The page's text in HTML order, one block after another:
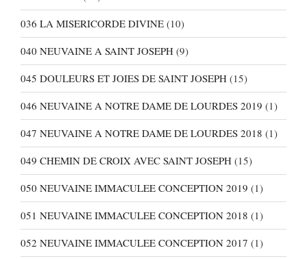
036 LA MISERICORDE DIVINE (10)
040 NEUVAINE A SAINT JOSEPH (9)
045 DOULEURS ET JOIES DE SAINT JOSEPH (15)
046 NEUVAINE A NOTRE DAME DE LOURDES 2019 (1)
047 NEUVAINE A NOTRE DAME DE LOURDES 2018 (1)
049 CHEMIN DE CROIX AVEC SAINT JOSEPH (15)
050 NEUVAINE IMMACULEE CONCEPTION 2019 (1)
051 NEUVAINE IMMACULEE CONCEPTION 2018 (1)
052 NEUVAINE IMMACULEE CONCEPTION 2017 (1)